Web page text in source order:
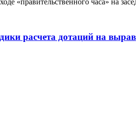
расчета дотаций на